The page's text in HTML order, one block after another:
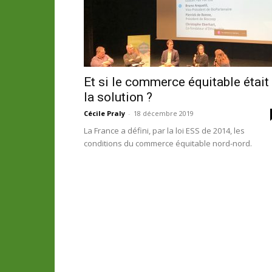
Et si le commerce équitable était
la solution ?
Cécile Praly - 18 décembre 2019
La France a défini, par la loi ESS de 2014, les
conditions du commerce équitable nord-nord.